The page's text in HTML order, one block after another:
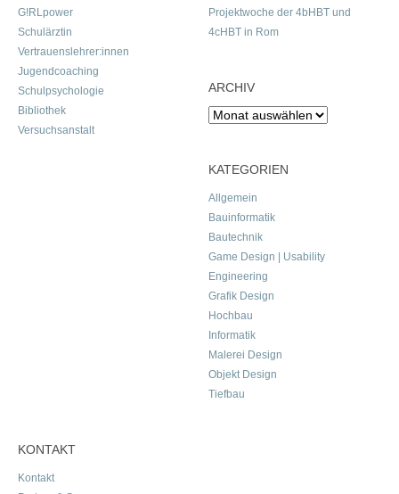
G!RLpower
Schulärztin
Vertrauenslehrer:innen
Jugendcoaching
Schulpsychologie
Bibliothek
Versuchsanstalt
Projektwoche der 4bHBT und
4cHBT in Rom
ARCHIV
Archiv
KATEGORIEN
Allgemein
Bauinformatik
Bautechnik
Game Design | Usability
Engineering
Grafik Design
Hochbau
Informatik
Malerei Design
Objekt Design
Tiefbau
KONTAKT
Kontakt